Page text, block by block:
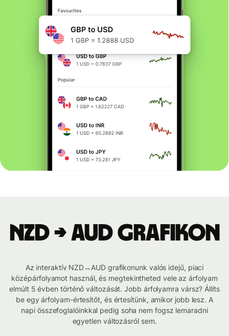
NZD → AUD grafikon
Az interaktív NZD→AUD grafikonunk valós idejű, piaci
középárfolyamot használ, és megtekintheted vele az árfolyam
elmúlt 5 évben történő változását. Jobb árfolyamra vársz? Állíts
be egy árfolyam-értesítőt, és értesítünk, amikor jobb lesz. A
napi összefoglalóinkkal pedig soha nem fogsz lemaradni
egyetlen változásról sem.